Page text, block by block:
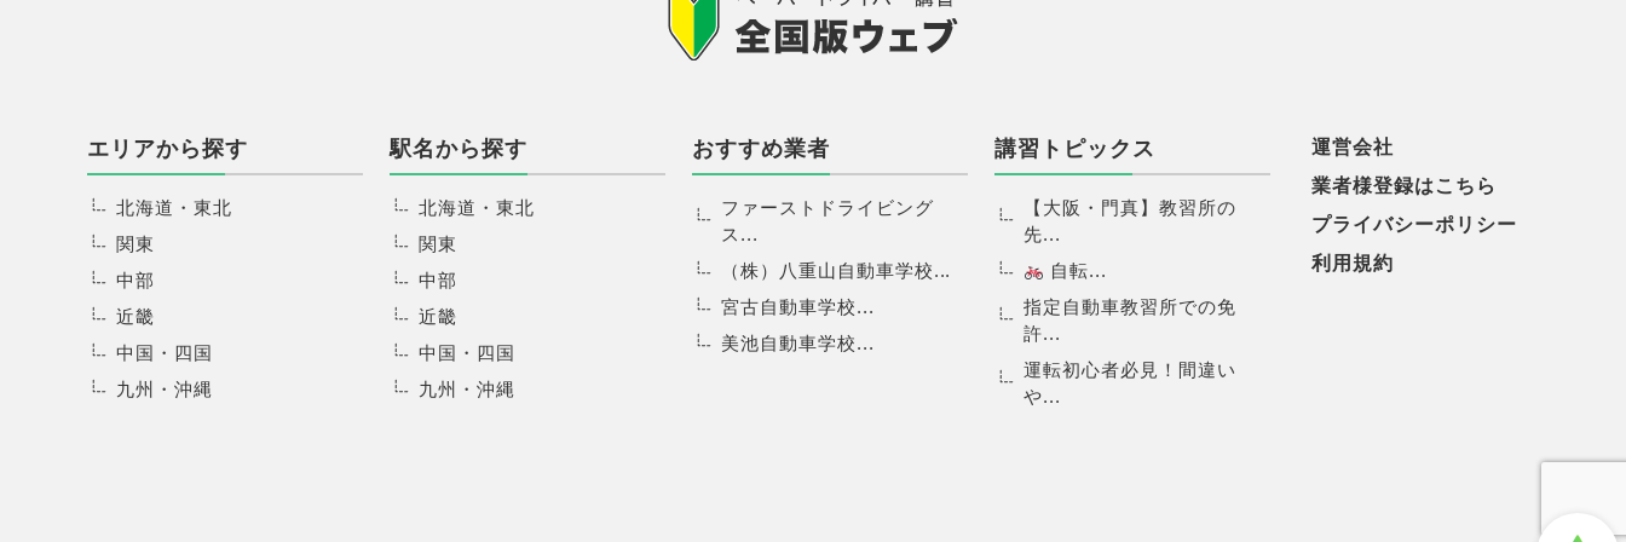
エリアから探す
北海道・東北
関東
中部
近畿
中国・四国
九州・沖縄
駅名から探す
北海道・東北
関東
中部
近畿
中国・四国
九州・沖縄
おすすめ業者
ファーストドライビング
ス...
（株）八重山自動車学校...
宮古自動車学校...
美池自動車学校...
講習トピックス
【大阪・門真】教習所の
先...
自転...
指定自動車教習所での免
許...
運転初心者必見！間違い
や...
運営会社
業者様登録はこちら
プライバシーポリシー
利用規約